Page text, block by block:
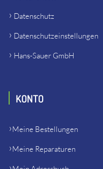
Datenschutz
Datenschutzeinstellungen
Hans-Sauer GmbH
KONTO
Meine Bestellungen
Meine Reparaturen